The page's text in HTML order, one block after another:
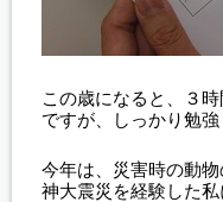
この歳になると、３
ですが、しっかり勉強
今年は、災害時の動
神大震災を経験した